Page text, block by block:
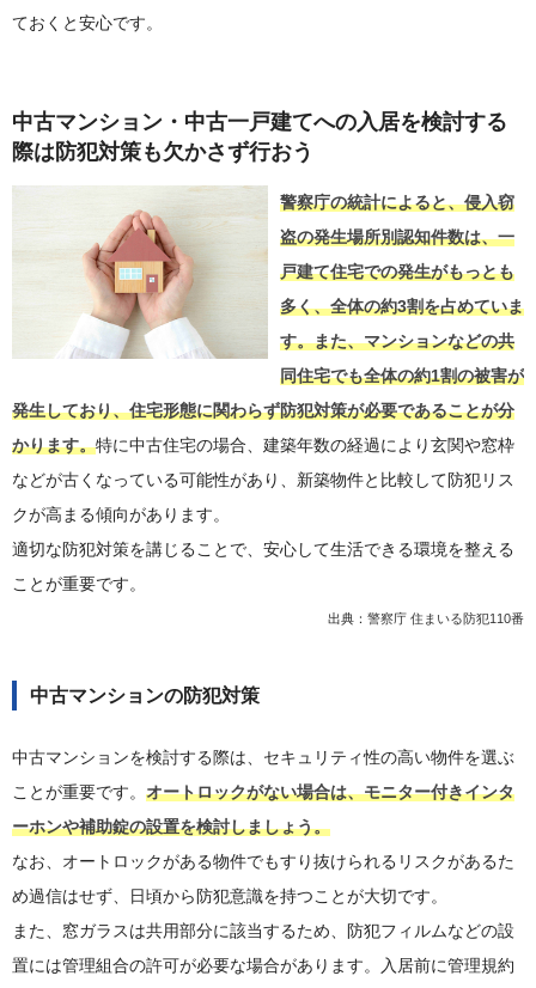
ておくと安心です。
中古マンション・中古一戸建てへの入居を検討する
際は防犯対策も欠かさず行おう
警察庁の統計によると、侵入窃
盗の発生場所別認知件数は、一
戸建て住宅での発生がもっとも
多く、全体の約3割を占めていま
す。また、マンションなどの共
同住宅でも全体の約1割の被害が
発生しており、住宅形態に関わらず防犯対策が必要であることが分
かります。特に中古住宅の場合、建築年数の経過により玄関や窓枠
などが古くなっている可能性があり、新築物件と比較して防犯リス
クが高まる傾向があります。
適切な防犯対策を講じることで、安心して生活できる環境を整える
ことが重要です。
出典： 警察庁 住まいる防犯110番
中古マンションの防犯対策
中古マンションを検討する際は、セキュリティ性の高い物件を選ぶ
ことが重要です。 オートロックがない場合は、モニター付きインタ
ーホンや補助錠の設置を検討しましょう。
なお、オートロックがある物件でもすり抜けられるリスクがあるた
め過信はせず、日頃から防犯意識を持つことが大切です。
また、窓ガラスは共用部分に該当するため、防犯フィルムなどの設
置には管理組合の許可が必要な場合があります。入居前に管理規約